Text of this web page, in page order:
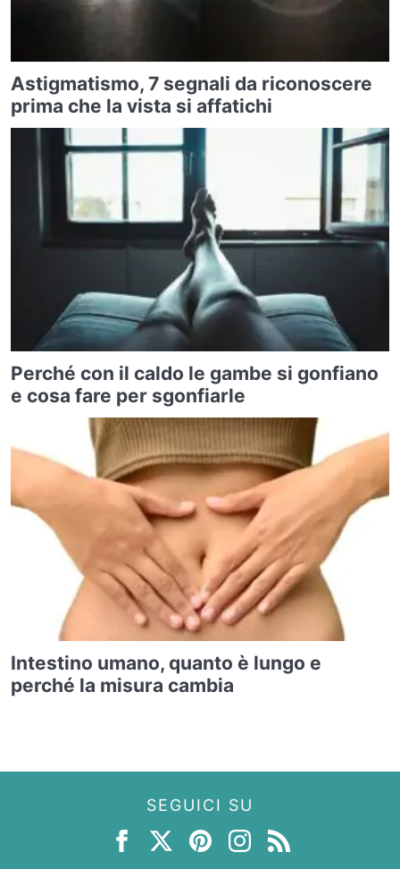
Astigmatismo, 7 segnali da riconoscere
prima che la vista si affatichi
Perché con il caldo le gambe si gonfiano
e cosa fare per sgonfiarle
Intestino umano, quanto è lungo e
perché la misura cambia
SEGUICI SU